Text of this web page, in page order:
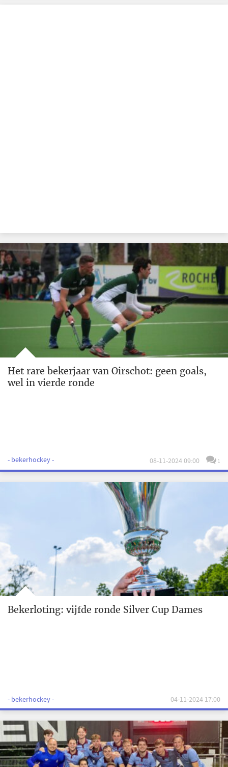
Het rare bekerjaar van Oirschot: geen goals,
wel in vierde ronde
- bekerhockey - 08-11-2024 09:00 1
Bekerloting: vijfde ronde Silver Cup Dames
- bekerhockey - 04-11-2024 17:00